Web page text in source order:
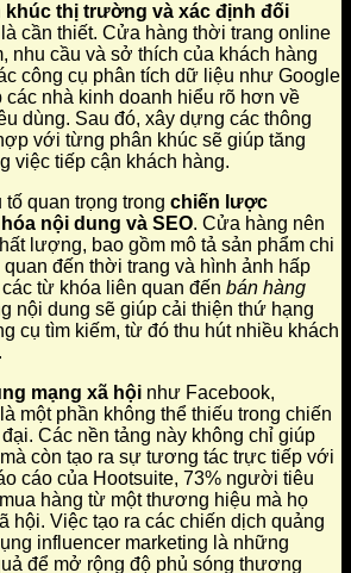
khúc thị trường và xác định đối
là cần thiết. Cửa hàng thời trang online
nhu cầu và sở thích của khách hàng
công cụ phân tích dữ liệu như Google
các nhà kinh doanh hiểu rõ hơn về
dùng. Sau đó, xây dựng các thông
với từng phân khúc sẽ giúp tăng
việc tiếp cận khách hàng.
quan trọng trong chiến lược
nội dung và SEO. Cửa hàng nên
lượng, bao gồm mô tả sản phẩm chi
đến thời trang và hình ảnh hấp
từ khóa liên quan đến bán hàng
nội dung sẽ giúp cải thiện thứ hạng
cụ tìm kiếm, từ đó thu hút nhiều khách
mạng xã hội như Facebook,
một phần không thể thiếu trong chiến
Các nền tảng này không chỉ giúp
còn tạo ra sự tương tác trực tiếp với
cáo của Hootsuite, 73% người tiêu
hàng từ một thương hiệu mà họ
hội. Việc tạo ra các chiến dịch quảng
influencer marketing là những
để mở rộng độ phủ sóng thương